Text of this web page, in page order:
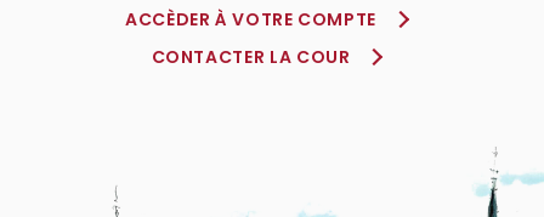
ACCÈDER À VOTRE COMPTE
CONTACTER LA COUR